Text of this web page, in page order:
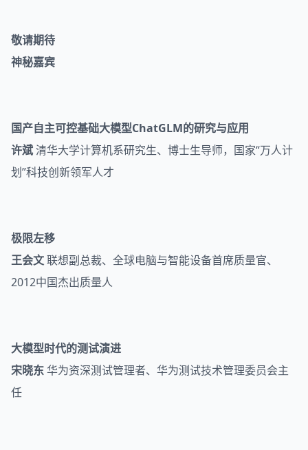
敬请期待
神秘嘉宾
国产自主可控基础大模型ChatGLM的研究与应用
许斌清华大学计算机系研究生、博士生导师，国家“万人计
划”科技创新领军人才
极限左移
王会文联想副总裁、全球电脑与智能设备首席质量官、
2012中国杰出质量人
大模型时代的测试演进
宋晓东华为资深测试管理者、华为测试技术管理委员会主
任